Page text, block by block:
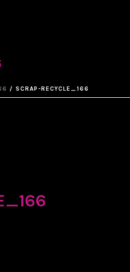
/ SCRAP-RECYCLE_166